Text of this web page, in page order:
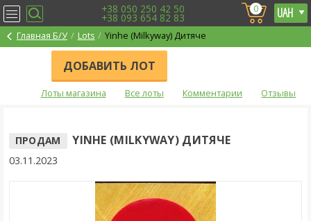
+38 050 250 42 50
+38 093 654 82 83
0
Главная Б/У Lots Yinhe (Milkyway) Дитяче
ДОБАВИТЬ ЛОТ
Лоты магазина Все лоты Комментарии Отзывы
ПРОДАМ YINHE (MILKYWAY) ДИТЯЧЕ
03.11.2023